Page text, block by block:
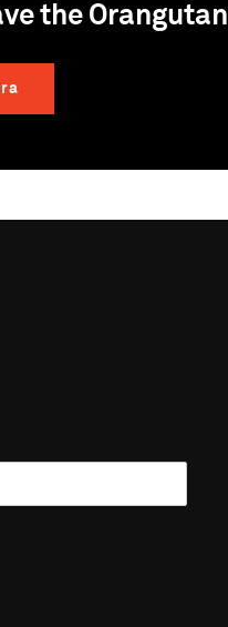
the Orangutan